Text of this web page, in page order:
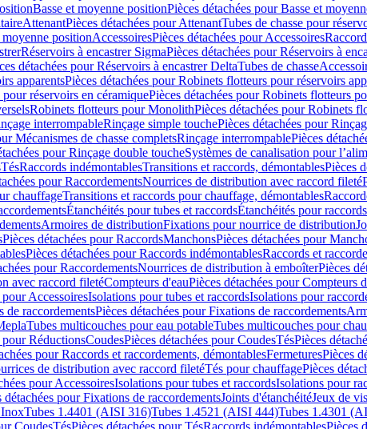
Basse et moyenne positionPièces détachées pour Basse et
AttenantPièces détachées pour AttenantTubes de chasse pour
moyenne positionAccessoiresPièces détachées pour Accessoires
Réservoirs à encastrer SigmaPièces détachées pour Réservoirs à
détachées pour Réservoirs à encastrer DeltaTubes de chasse
apparentsPièces détachées pour Robinets flotteurs pour réservoirs
réservoirs en céramiquePièces détachées pour Robinets flotteurs
Robinets flotteurs pour MonolithPièces détachées pour Robinets
interrompableRinçage simple touchePièces détachées pour
Mécanismes de chasse completsRinçage interrompablePièces
pour Rinçage double toucheSystèmes de canalisation pour
TésRaccords indémontablesTransitions et raccords, démontablesPièces
pour RaccordementsNourrices de distribution avec raccord fileté
chauffageTransitions et raccords pour chauffage, démontables
Étanchéités pour tubes et raccordsÉtanchéités pour raccords
Armoires de distributionFixations pour nourrice de distribution
Pièces détachées pour RaccordsManchonsPièces détachées pour
Pièces détachées pour Raccords indémontablesRaccords et
pour RaccordementsNourrices de distribution à emboîterPièces
avec raccord filetéCompteurs d'eauPièces détachées pour Compteurs
pour AccessoiresIsolations pour tubes et raccordsIsolations pour
de raccordementsPièces détachées pour Fixations de raccordements
Tubes multicouches pour eau potableTubes multicouches pour
pour RéductionsCoudesPièces détachées pour CoudesTésPièces
pour Raccords et raccordements, démontablesFermeturesPièces
de distribution avec raccord filetéTés pour chauffagePièces
pour AccessoiresIsolations pour tubes et raccordsIsolations pour
détachées pour Fixations de raccordementsJoints d'étanchéitéJeux de
InoxTubes 1.4401 (AISI 316)Tubes 1.4521 (AISI 444)Tubes 1.4301
CoudesTésPièces détachées pour TésRaccords indémontablesPièces